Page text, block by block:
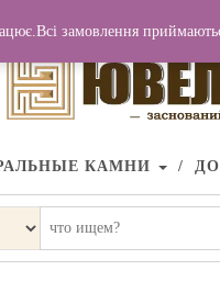
КАМНИ
замовлення